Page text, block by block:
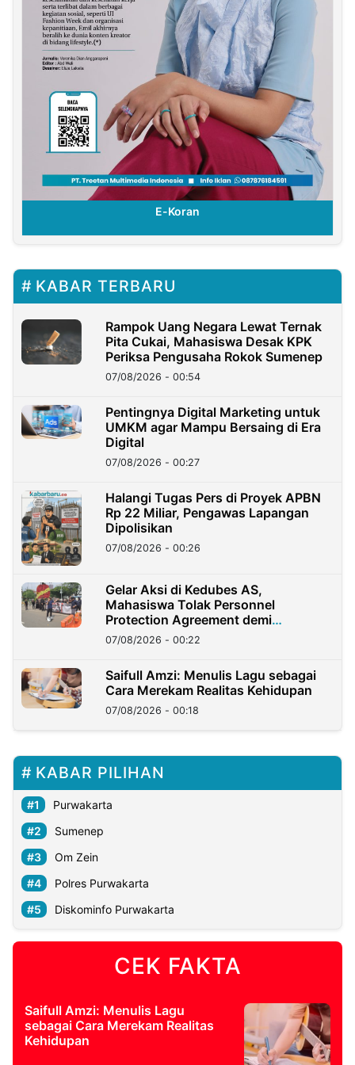
E-Koran
KABAR TERBARU
Rampok Uang Negara Lewat Ternak
Pita Cukai, Mahasiswa Desak KPK
Periksa Pengusaha Rokok Sumenep
07/08/2026 - 00:54
Pentingnya Digital Marketing untuk
UMKM agar Mampu Bersaing di Era
Digital
07/08/2026 - 00:27
Halangi Tugas Pers di Proyek APBN
Rp 22 Miliar, Pengawas Lapangan
Dipolisikan
07/08/2026 - 00:26
Gelar Aksi di Kedubes AS,
Mahasiswa Tolak Personnel
Protection Agreement demi
Kedaulatan Negara
07/08/2026 - 00:22
Saifull Amzi: Menulis Lagu sebagai
Cara Merekam Realitas Kehidupan
07/08/2026 - 00:18
KABAR PILIHAN
Purwakarta
Sumenep
Om Zein
Polres Purwakarta
Diskominfo Purwakarta
CEK FAKTA
Saifull Amzi: Menulis Lagu
sebagai Cara Merekam Realitas
Kehidupan